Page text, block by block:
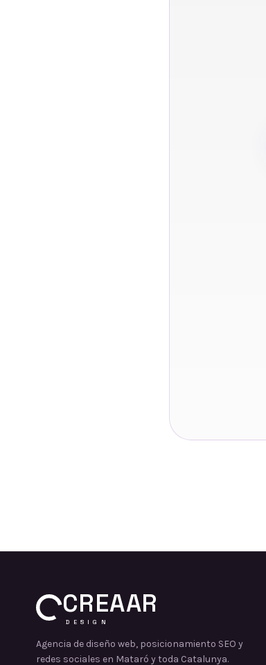
CREAAR
DESIGN
Agencia de diseño web, posicionamiento SEO y
redes sociales en Mataró y toda Catalunya.